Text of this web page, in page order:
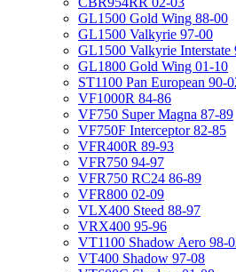
GL1500 Gold Wing 88-00
GL1500 Valkyrie 97-00
GL1500 Valkyrie Interstate
GL1800 Gold Wing 01-10
ST1100 Pan European 90-
VF1000R 84-86
VF750 Super Magna 87-89
VF750F Interceptor 82-85
VFR400R 89-93
VFR750 94-97
VFR750 RC24 86-89
VFR800 02-09
VLX400 Steed 88-97
VRX400 95-96
VT1100 Shadow Aero 98-
VT400 Shadow 97-08